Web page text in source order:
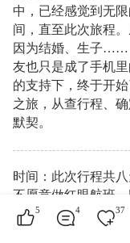
中，已经感觉到无
间，直至此次旅程
因为结婚、生子……
友也只是成了手机
的支持下，终于开
之旅，从查行程、
默契。
时间：此次行程共
不愿意做红眼航班
在日本游玩共6天，
5 4 37